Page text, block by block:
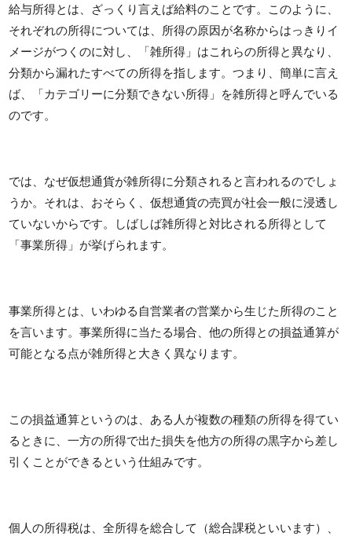
給与所得とは、ざっくり言えば給料のことです。このように、
それぞれの所得については、所得の原因が名称からはっきりイ
メージがつくのに対し、「雑所得」はこれらの所得と異なり、
分類から漏れたすべての所得を指します。つまり、簡単に言え
ば、「カテゴリーに分類できない所得」を雑所得と呼んでいる
のです。
では、なぜ仮想通貨が雑所得に分類されると言われるのでしょ
うか。それは、おそらく、仮想通貨の売買が社会一般に浸透し
ていないからです。しばしば雑所得と対比される所得として
「事業所得」が挙げられます。
事業所得とは、いわゆる自営業者の営業から生じた所得のこと
を言います。事業所得に当たる場合、他の所得との損益通算が
可能となる点が雑所得と大きく異なります。
この損益通算というのは、ある人が複数の種類の所得を得てい
るときに、一方の所得で出た損失を他方の所得の黒字から差し
引くことができるという仕組みです。
個人の所得税は、全所得を総合して（総合課税といいます）、